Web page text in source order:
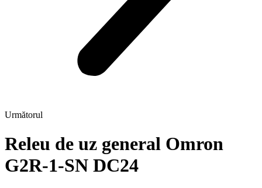
Următorul
Releu de uz general Omron
G2R-1-SN DC24